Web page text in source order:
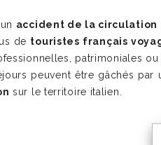
accident de la circulation
de touristes français
patrimoniales ou
peuvent être gâchés
sur le territoire italien.